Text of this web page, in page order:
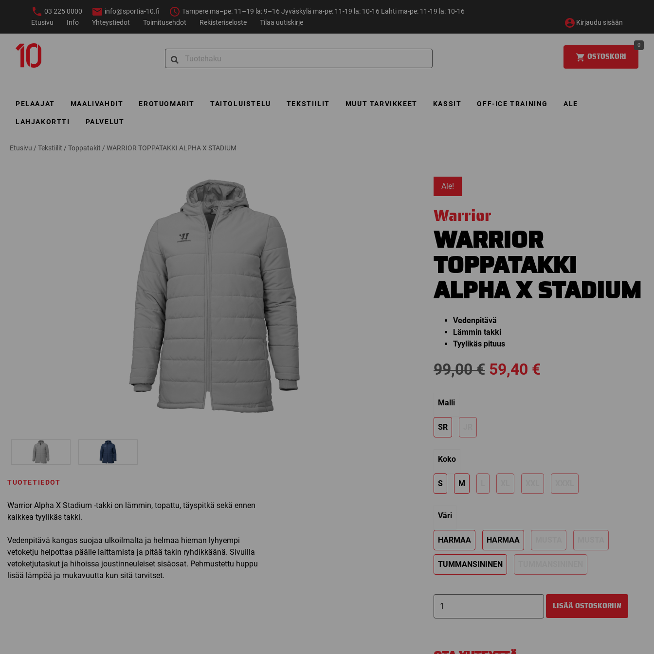
03 225 0000 info@sportia-10.fi
Tampere ma–pe: 11–19 la: 9–16 Jyväskylä ma-pe: 11-19 la: 10-16 Lahti ma-pe: 11-19 la: 10-16
Etusivu
Info Yhteystiedot Toimitusehdot Rekisteriseloste Tilaa uutiskirje Kirjaudu sisään
Search
for:
OSTOSKORI
0
PELAAJAT MAALIVAHDIT EROTUOMARIT TAITOLUISTELU TEKSTIILIT MUUT TARVIKKEET KASSIT OFF-ICE TRAINING ALE
LAHJAKORTTI PALVELUT
Etusivu / Tekstiilit / Toppatakit / WARRIOR TOPPATAKKI ALPHA X STADIUM
TUOTETIEDOT
Warrior Alpha X Stadium -takki on lämmin, topattu, täyspitkä sekä ennen
kaikkea tyylikäs takki.
Vedenpitävä kangas suojaa ulkoilmalta ja helmaa hieman lyhyempi
vetoketju helpottaa päälle laittamista ja pitää takin ryhdikkäänä. Sivuilla
vetoketjutaskut ja hihoissa joustinneuleiset sisäosat. Pehmustettu huppu
lisää lämpöä ja mukavuutta kun sitä tarvitset.
Ale!
Warrior
WARRIOR
TOPPATAKKI
ALPHA X STADIUM
Vedenpitävä
Lämmin takki
Tyylikäs pituus
99,00€ Alkuperäinen
59,40 €
Malli
SR
Koko
S M
Väri
HARMAA HARMAA
TUMMANSININEN
TOPPATAKKI
LISÄÄ OSTOSKORIIN